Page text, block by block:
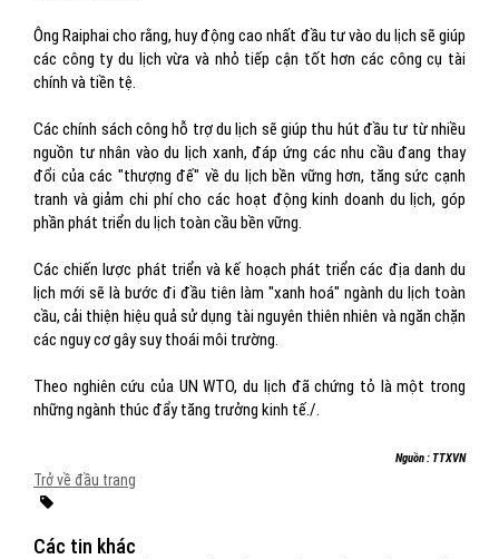
Ông Raiphai cho rằng, huy động cao nhất đầu tư vào du lịch sẽ giúp
các công ty du lịch vừa và nhỏ tiếp cận tốt hơn các công cụ tài
chính và tiền tệ.
Các chính sách công hỗ trợ du lịch sẽ giúp thu hút đầu tư từ nhiều
nguồn tư nhân vào du lịch xanh, đáp ứng các nhu cầu đang thay
đổi của các "thượng đế" về du lịch bền vững hơn, tăng sức cạnh
tranh và giảm chi phí cho các hoạt động kinh doanh du lịch, góp
phần phát triển du lịch toàn cầu bền vững.
Các chiến lược phát triển và kế hoạch phát triển các địa danh du
lịch mới sẽ là bước đi đầu tiên làm "xanh hoá" ngành du lịch toàn
cầu, cải thiện hiệu quả sử dụng tài nguyên thiên nhiên và ngăn chặn
các nguy cơ gây suy thoái môi trường.
Theo nghiên cứu của UN WTO, du lịch đã chứng tỏ là một trong
những ngành thúc đẩy tăng trưởng kinh tế./.
Nguồn : TTXVN
Trở về đầu trang
Các tin khác